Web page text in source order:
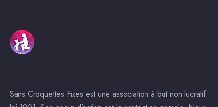
Sans Croquettes Fixes est une association à but non lucratif